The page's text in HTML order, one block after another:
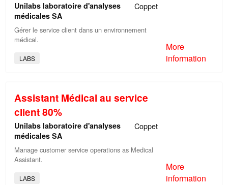
Unilabs laboratoire d'analyses
médicales SA
Coppet
Gérer le service client dans un environnement
médical.
LABS
More
information
Assistant Médical au service
client 80%
Unilabs laboratoire d'analyses
médicales SA
Coppet
Manage customer service operations as Medical
Assistant.
LABS
More
information